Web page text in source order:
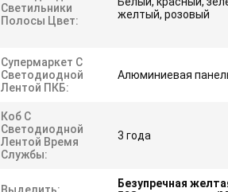
Светильники
Полосы Цвет:
желтый, розовый
Супермаркет С
Светодиодной
Лентой ПКБ:
Алюминиевая
Коб С
Светодиодной
Лентой Время
Службы:
3 года
Безупречная